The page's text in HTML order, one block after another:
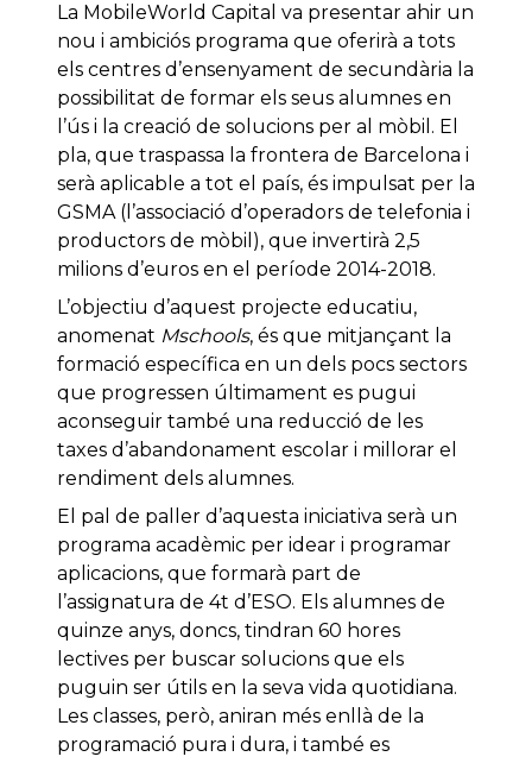
La MobileWorld Capital va presentar ahir un
nou i ambiciós programa que oferirà a tots
els centres d’ensenyament de secundària la
possibilitat de formar els seus alumnes en
l’ús i la creació de solucions per al mòbil. El
pla, que traspassa la frontera de Barcelona i
serà aplicable a tot el país, és impulsat per la
GSMA (l’associació d’operadors de telefonia i
productors de mòbil), que invertirà 2,5
milions d’euros en el període 2014-2018.
L’objectiu d’aquest projecte educatiu,
anomenat Mschools, és que mitjançant la
formació específica en un dels pocs sectors
que progressen últimament es pugui
aconseguir també una reducció de les
taxes d’abandonament escolar i millorar el
rendiment dels alumnes.
El pal de paller d’aquesta iniciativa serà un
programa acadèmic per idear i programar
aplicacions, que formarà part de
l’assignatura de 4t d’ESO. Els alumnes de
quinze anys, doncs, tindran 60 hores
lectives per buscar solucions que els
puguin ser útils en la seva vida quotidiana.
Les classes, però, aniran més enllà de la
programació pura i dura, i també es